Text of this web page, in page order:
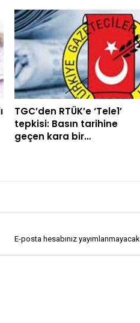
TGC’den RTÜK’e ‘Tele1’
tepkisi: Basın tarihine
geçen kara bir…
E-posta hesabınız yayımlanmayacak.